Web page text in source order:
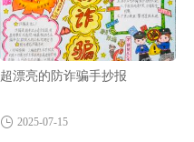
超漂亮的防诈骗手抄报
2025-07-15